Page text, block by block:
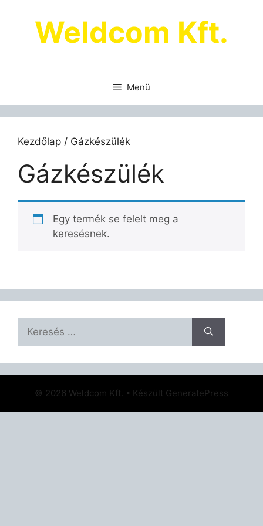
tartalombaWeldcom Kft.
Menü
Kezdőlap / Gázkészülék
Gázkészülék
Egy termék se felelt meg a
keresésnek.
Keresés:
© 2026 Weldcom Kft. • Készült GeneratePress